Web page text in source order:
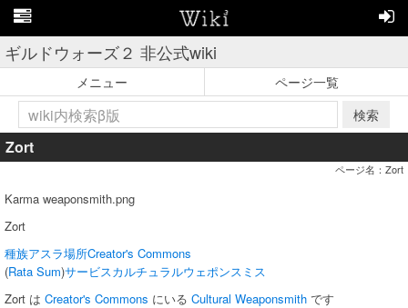
ギルドウォーズ２ 非公式wiki
メニュー
ページ一覧
検索
Zort
ページ名：Zort
Karma weaponsmith.png
Zort
種族アスラ場所Creator's Commons
(Rata Sum)サービスカルチュラルウェポンスミス
Zort は Creator's Commons にいる Cultural Weaponsmith です